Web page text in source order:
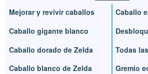
Mejorar y revivir caballos
Caballo gigante blanco
Caballo dorado de Zelda
Caballo blanco de Zelda
Caballo
Todas
Gremio